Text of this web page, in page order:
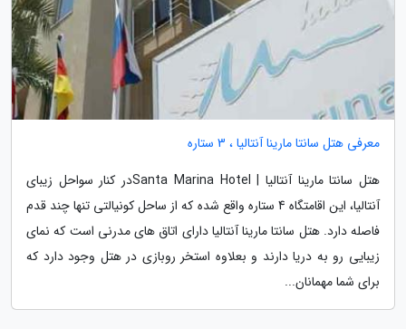
معرفی هتل سانتا مارینا آنتالیا ، 3 ستاره
هتل سانتا مارینا آنتالیا | Santa Marina Hotelدر کنار سواحل زیبای
آنتالیا، این اقامتگاه 4 ستاره واقع شده که از ساحل کونیالتی تنها چند قدم
فاصله دارد. هتل سانتا مارینا آنتالیا دارای اتاق های مدرنی است که نمای
زیبایی رو به دریا دارند و بعلاوه استخر روبازی در هتل وجود دارد که
برای شما مهمانان...